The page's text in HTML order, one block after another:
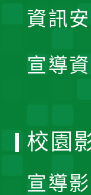
資訊
宣導
校園
宣導影